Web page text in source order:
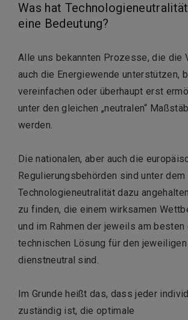
Was hat
eine Bedeutung?
Alle uns bekannten Prozesse, die die
auch die Energiewende unterstützen,
vereinfachen oder überhaupt erst
unter den gleichen „neutralen“
werden.
Die nationalen, aber auch die
Regulierungsbehörden sind unter dem
Technologieneutralität dazu
zu finden, die einem wirksamen
und im Rahmen der jeweils am besten
technischen Lösung für den jeweiligen
dienstneutral sind.
Im Grunde heißt das, dass jeder
zuständig ist, die optimale